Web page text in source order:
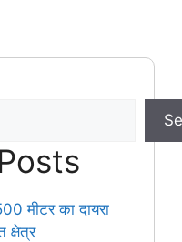
मीटर का दायरा
क्षेत्र